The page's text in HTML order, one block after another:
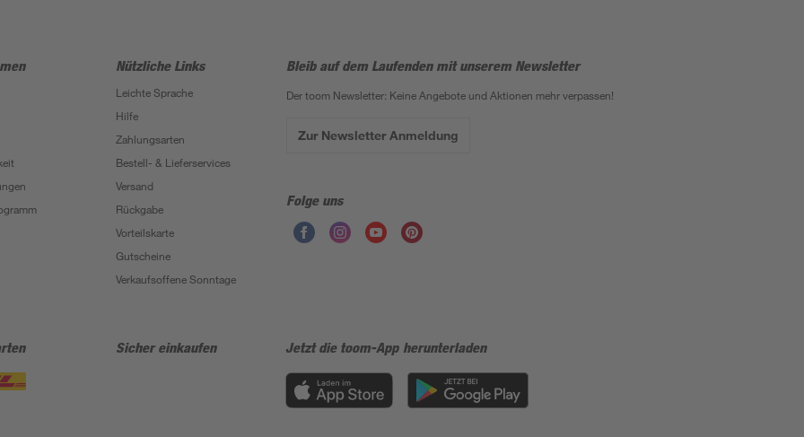
Nützliche Links
Leichte Sprache
Hilfe
Zahlungsarten
Bestell- & Lieferservices
Versand
Rückgabe
Vorteilskarte
Gutscheine
Verkaufsoffene Sonntage
Bleib auf dem Laufenden mit unserem Newsletter
Der toom Newsletter: Keine Angebote und Aktionen mehr verpassen!
Zur Newsletter Anmeldung
Folge uns
Sicher einkaufen Jetzt die toom-App herunterladen